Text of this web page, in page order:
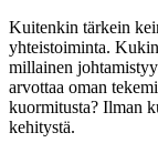
Kuitenkin tärkein
yhteistoiminta.
millainen
arvottaa oman
kuormitusta? Ilman
kehitystä.